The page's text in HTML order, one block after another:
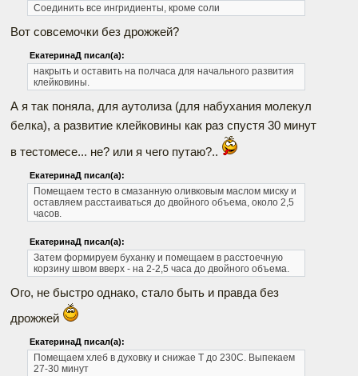
Соединить все ингридиенты, кроме соли
Вот совсемочки без дрожжей?
ЕкатеринаД писал(а):
накрыть и оставить на полчаса для начального развития
клейковины.
А я так поняла, для аутолиза (для набухания молекул
белка), а развитие клейковины как раз спустя 30 минут
в тестомесе... не? или я чего путаю?..
ЕкатеринаД писал(а):
Помещаем тесто в смазанную оливковым маслом миску и
оставляем расстаиваться до двойного объема, около 2,5
часов.
ЕкатеринаД писал(а):
Затем формируем буханку и помещаем в расстоечную
корзину швом вверх - на 2-2,5 часа до двойного объема.
Ого, не быстро однако, стало быть и правда без
дрожжей
ЕкатеринаД писал(а):
Помещаем хлеб в духовку и снижае Т до 230С. Выпекаем
27-30 минут